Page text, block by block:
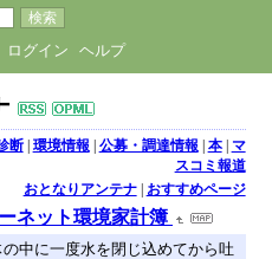
ログイン ヘルプ
断| 環境情報 | 公募・調達情報 | 本| マ
スコミ報道
おとなりアンテナ| おすすめページ
ネット環境家計簿
中に一度水を閉じ込めてから吐